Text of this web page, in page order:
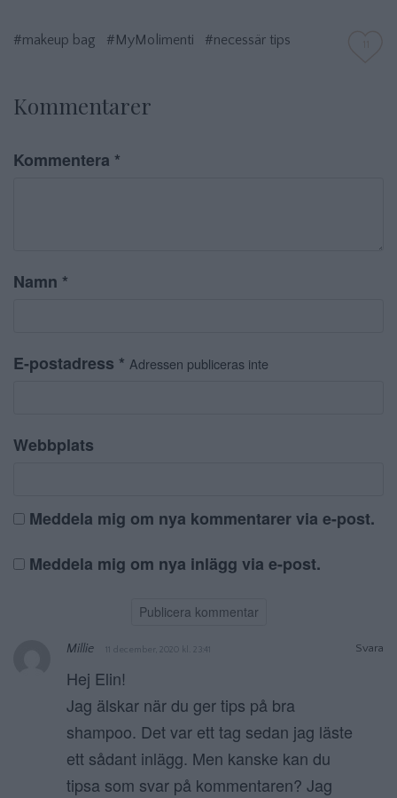
#makeup bag #MyMolimenti #necessär tips
Kommentarer
Kommentera *
Namn *
E-postadress * Adressen publiceras inte
Webbplats
Meddela mig om nya kommentarer via e-post.
Meddela mig om nya inlägg via e-post.
Svara
Millie 11 december, 2020 kl. 23:41
Hej Elin!
Jag älskar när du ger tips på bra
shampoo. Det var ett tag sedan jag läste
ett sådant inlägg. Men kanske kan du
tipsa som svar på kommentaren? Jag